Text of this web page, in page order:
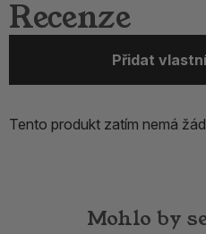
Recenze
Přidat
Tento produkt zatím nemá
Mohlo by